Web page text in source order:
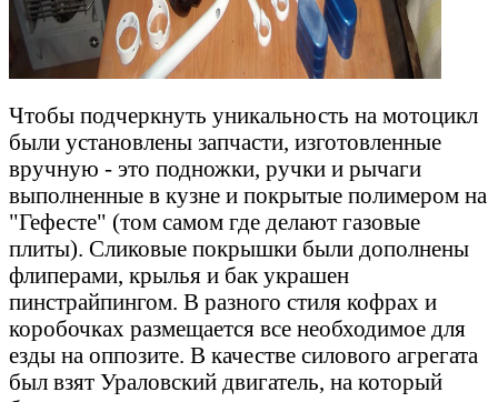
Чтобы подчеркнуть уникальность на мотоцикл
были установлены запчасти, изготовленные
вручную - это подножки, ручки и рычаги
выполненные в кузне и покрытые полимером на
"Гефесте" (том самом где делают газовые
плиты). Сликовые покрышки были дополнены
флиперами, крылья и бак украшен
пинстрайпингом. В разного стиля кофрах и
коробочках размещается все необходимое для
езды на оппозите. В качестве силового агрегата
был взят Ураловский двигатель, на который